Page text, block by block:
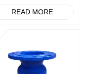
READ MORE